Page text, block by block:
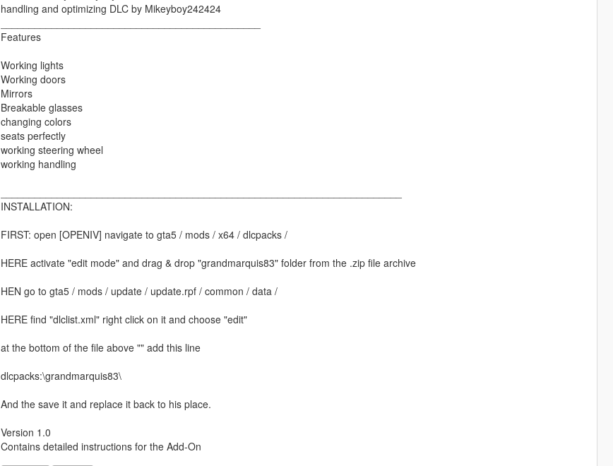
handling and optimizing DLC by Mikeyboy242424
Features
Working lights
Working doors
Mirrors
Breakable glasses
changing colors
seats perfectly
working steering wheel
working handling
INSTALLATION:
FIRST: open [OPENIV] navigate to gta5 / mods / x64 / dlcpacks /
HERE activate "edit mode" and drag & drop "grandmarquis83" folder from the .zip file archive
HEN go to gta5 / mods / update / update.rpf / common / data /
HERE find "dlclist.xml" right click on it and choose "edit"
at the bottom of the file above "" add this line
dlcpacks:\grandmarquis83\
And the save it and replace it back to his place.
Version 1.0
Contains detailed instructions for the Add-On